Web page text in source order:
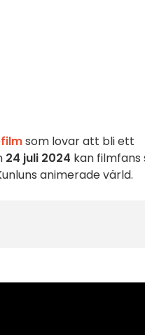
som lovar att bli ett
24 juli 2024 kan filmfans
animerade värld.